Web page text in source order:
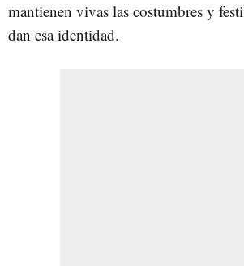
mantienen vivas las costumbres y
dan esa identidad.